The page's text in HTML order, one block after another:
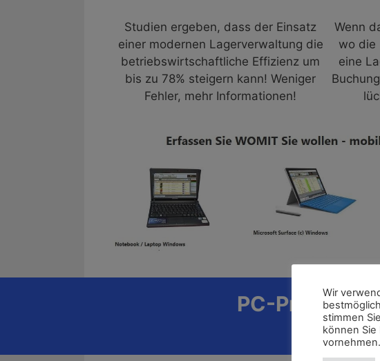
Studien ergeben, dass der Einsatz
einer modernen Lagerverwaltung die
betriebswirtschaftliche Effizienz um
bis zu 78% steigern kann! Weniger
Fehler, mehr Informationen!
Wenn
wo die
eine
PC-
Wir
stimmen
können
vornehmen.